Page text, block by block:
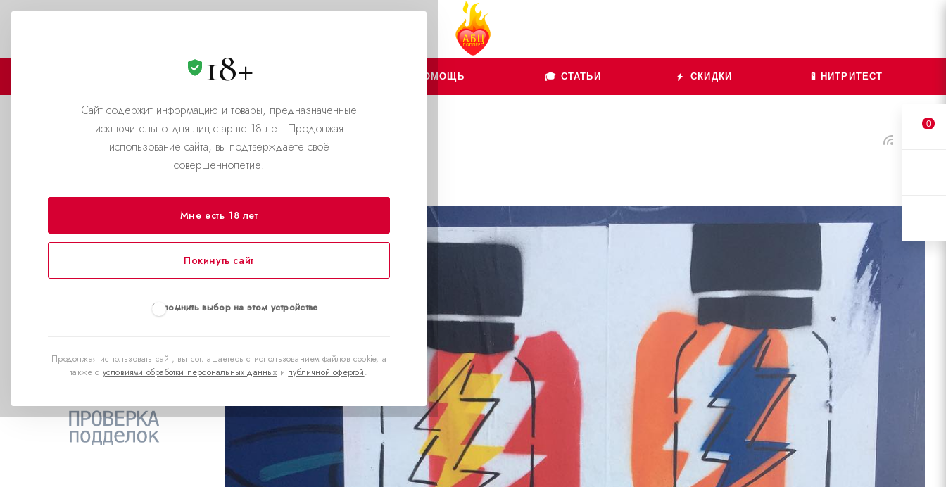
18+
Сайт содержит информацию и товары, предназначенные
исключительно для лиц старше 18 лет. Продолжая
использование сайта, вы подтверждаете своё
совершеннолетие.
Мне есть 18 лет
Покинуть сайт
Запомнить выбор на этом устройстве
Продолжая использовать сайт, вы соглашаетесь с использованием файлов cookie, а
также с условиями обработки персональных данных и публичной офертой.
🛒 КАТАЛОГ 👨🏻‍💻 ПОМОЩЬ 🎓 СТАТЬИ СКИДКИ 🧪 НИТРИТЕСТ
Warhol Poppers
0